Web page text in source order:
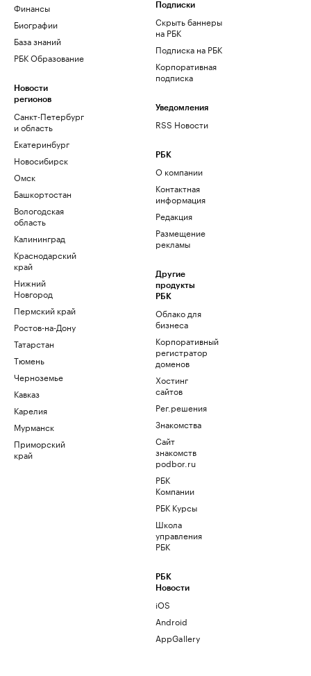
Финансы
Биографии
База знаний
РБК Образование
Новости
регионов
Санкт-Петербург
и область
Екатеринбург
Новосибирск
Омск
Башкортостан
Вологодская
область
Калининград
Краснодарский
край
Нижний
Новгород
Пермский край
Ростов-на-Дону
Татарстан
Тюмень
Черноземье
Кавказ
Карелия
Мурманск
Приморский
край
Подписки
Скрыть баннеры
на РБК
Подписка на РБК
Корпоративная
подписка
Уведомления
RSS Новости
РБК
О компании
Контактная
информация
Редакция
Размещение
рекламы
Другие
продукты
РБК
Облако для
бизнеса
Корпоративный
регистратор
доменов
Хостинг
сайтов
Рег.решения
Знакомства
Сайт
знакомств
podbor.ru
РБК
Компании
РБК Курсы
Школа
управления
РБК
РБК
Новости
iOS
Android
AppGallery